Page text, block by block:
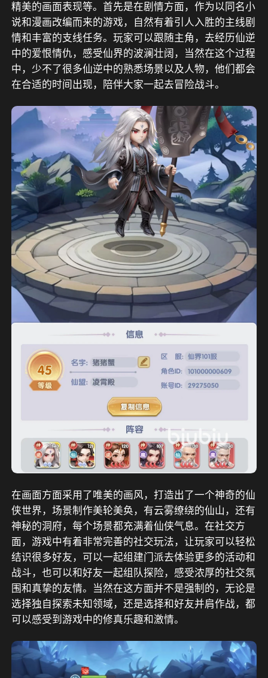
精美的画面表现等。首先是在剧情方面，作为以同名小
说和漫画改编而来的游戏，自然有着引人入胜的主线剧
情和丰富的支线任务。玩家可以跟随主角，去经历仙逆
中的爱恨情仇，感受仙界的波澜壮阔，当然在这个过程
中，少不了很多仙逆中的熟悉场景以及人物，他们都会
在合适的时间出现，陪伴大家一起去冒险战斗。
在画面方面采用了唯美的画风，打造出了一个神奇的仙
侠世界，场景制作美轮美奂，有云雾缭绕的仙山，还有
神秘的洞府，每个场景都充满着仙侠气息。在社交方
面，游戏中有着非常完善的社交玩法，让玩家可以轻松
结识很多好友，可以一起组建门派去体验更多的活动和
战斗，也可以和好友一起组队探险，感受浓厚的社交氛
围和真挚的友情。当然在这方面并不是强制的，无论是
选择独自探索未知领域，还是选择和好友并肩作战，都
可以感受到游戏中的修真乐趣和激情。